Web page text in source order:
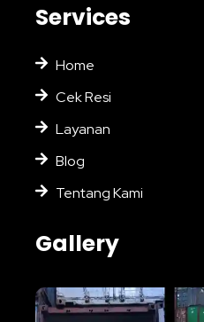
Services
Home
Cek Resi
Layanan
Blog
Tentang Kami
Gallery